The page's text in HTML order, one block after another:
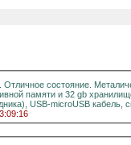
. Отличное состояние.
памяти и 32 gb
USB-microUSB